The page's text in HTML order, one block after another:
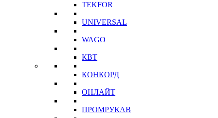
TEKFOR
UNIVERSAL
WAGO
КВТ
КОНКОРД
ОНЛАЙТ
ПРОМРУКАВ